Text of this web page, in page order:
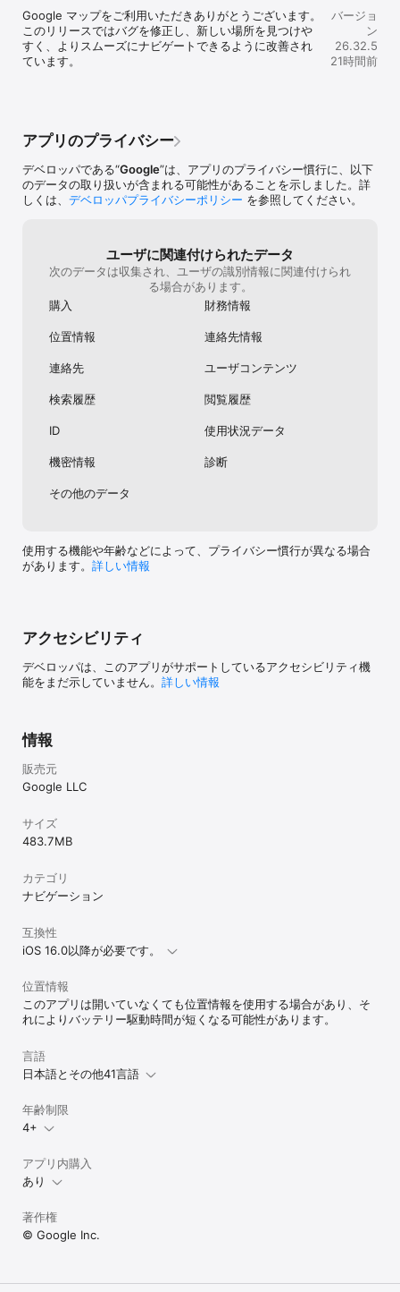
地元の人のように見つけて探索:
• 毎年 5 億人のユーザーによる投稿でマップを最新の状態に保って
いるため、安心して探索できる
• 現地に向かう前に混雑状況を確認し、人混みを回避
得られる
一部の機能は、国や地域によってはご利用いただけないことがあり
ます
大型車や緊急車両でのナビの利用は想定されていません
ものの一般住
いのは不便極
要ない！今の
思いますので個
マイズできる
Google マップをご利用いただきありがとうございます。
このリリースではバグを修正し、新しい場所を見つけや
すく、よりスムーズにナビゲートできるように改善され
ています。
バージョ
ン
26.32.5
21時間前
アプリのプライバシー
デベロッパである“Google”は、アプリのプライバシー慣行に、以下
のデータの取り扱いが含まれる可能性があることを示しました。詳
しくは、 デベロッパプライバシーポリシー を参照してください。
ユーザに関連付けられたデータ
次のデータは収集され、ユーザの識別情報に関連付けられ
る場合があります。
購入
財務情報
位置情報 連絡先情報
連絡先 ユーザコンテンツ
検索履歴 閲覧履歴
ID 使用状況データ
機密情報 診断
その他のデータ
使用する機能や年齢などによって、プライバシー慣行が異なる場合
があります。 詳しい情報
アクセシビリティ
デベロッパは、このアプリがサポートしているアクセシビリティ機
能をまだ示していません。 詳しい情報
情報
販売元
Google LLC
サイズ
483.7 MB
カテゴリ
ナビゲーション
互換性
iOS 16.0以降が必要です。
位置情報
このアプリは開いていなくても位置情報を使用する場合があり、そ
れによりバッテリー駆動時間が短くなる可能性があります。
言語
日本語とその他41言語
年齢制限
4+
アプリ内購入
あり
著作権
© Google Inc.